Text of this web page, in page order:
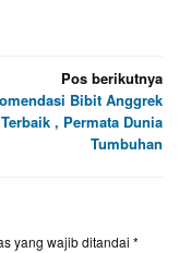
Pos berikutnya
Bibit Anggrek
Terbaik , Permata Dunia
Tumbuhan
yang wajib ditandai *